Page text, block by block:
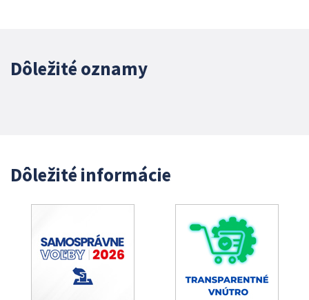
Dôležité oznamy
Dôležité informácie